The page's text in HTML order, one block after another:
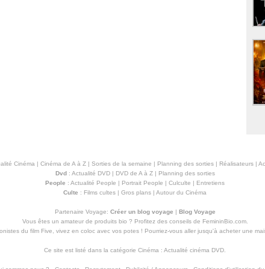
Cinéma | Cinéma de A à Z| Sorties de la semaine | Planning des sorties| Réalisateurs|
Dvd: Actualité DVD| DVD de A à Z| Planning des sorties
People : Actualité People | Portrait People | Culculte | Entretiens
Culte : Films cultes | Gros plans | Autour du Cinéma
Partenaire Voyage: Créer un blog voyage | Blog Voyage
Vous êtes un amateur de produits bio ? Profitez des conseils de FemininBio.com.
du film Five, vivez en coloc avec vos potes ! Pourriez-vous aller jusqu'à acheter une
Ce site est listé dans la catégorie Cinéma : Actualité cinéma DVD